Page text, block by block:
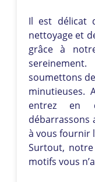
Il est délicat
nettoyage et
grâce à
soumettons
minutieuses.
entrez en
débarrassons
à vous fournir
Surtout,
motifs vous